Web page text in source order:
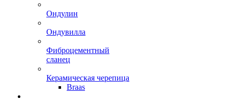
Ондулин
Ондувилла
Фиброцементный
сланец
Керамическая черепица
Braas